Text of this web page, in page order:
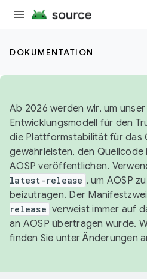
DOKUMENTATION
Ab 2026 werden wir, um
Entwicklungsmodell für den
die Plattformstabilität für das
gewährleisten, den Quellcode
AOSP veröffentlichen.
latest-release , um AOSP
beizutragen. Der
release verweist immer auf
an AOSP übertragen wurde.
finden Sie unterÄnderungen